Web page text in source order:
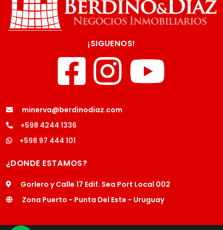
¡SIGUENOS!
minerva@berdinodiaz.com
+598 4244 1336
+598 97 444 101
¿DONDE ESTAMOS?
Gorlero y Calle 17 Edif. Sea Port Local 002
Zona Puerto - Punta Del Este - Uruguay